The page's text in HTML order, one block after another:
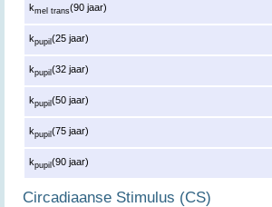
kmel trans(90 jaar)
kpupil(25 jaar)
kpupil(32 jaar)
kpupil(50 jaar)
kpupil(75 jaar)
kpupil(90 jaar)
Circadiaanse Stimulus (CS)